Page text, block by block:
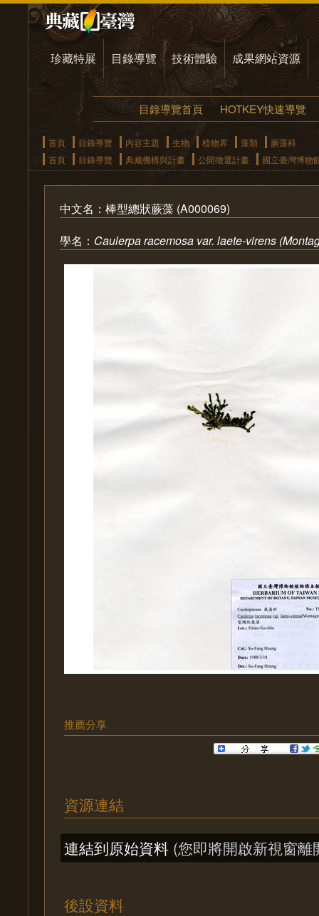
珍藏特展 目錄導覽 技術體驗 成果網站資源
目錄導覽首頁 HOTKEY快速導覽
首頁 目錄導覽 內容主題 生物 植物界 藻類
蕨藻科
首頁
目錄導覽 典藏機構與計畫 公開徵選計畫 國立臺灣博物
中文名：棒型總狀蕨藻 (A000069)
學名： Caulerpa racemosa var. laete-virens
推薦分享
資源連結
連結到原始資料 (您即將開啟新視窗離
後設資料